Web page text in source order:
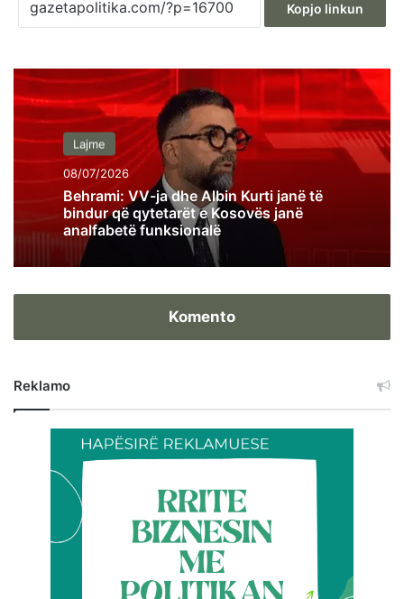
Kopjo linkun
Lajme
08/07/2026
Behrami: VV-ja dhe Albin Kurti janë të
bindur që qytetarët e Kosovës janë
analfabetë funksionalë
Komento
Reklamo